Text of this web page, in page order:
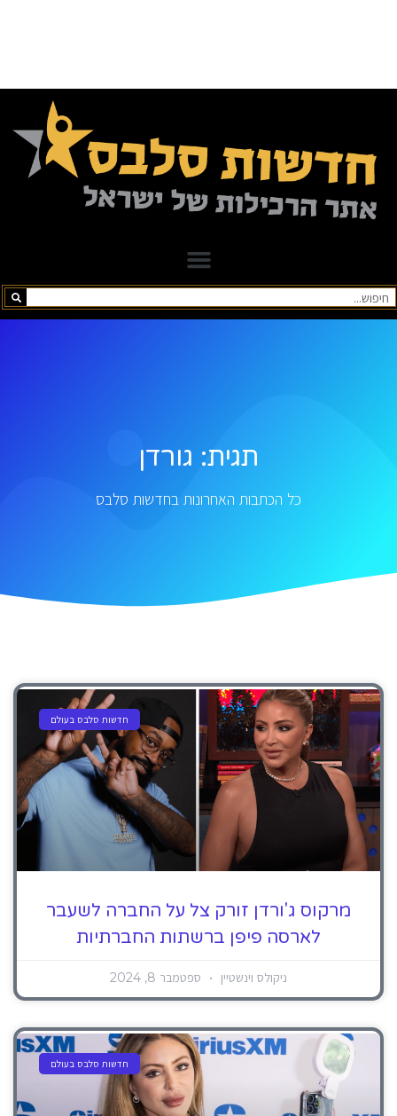
תגית: גורדן
כל הכתבות האחרונות בחדשות סלבס
חדשות סלבס בעולם
מרקוס ג'ורדן זורק צל על החברה לשעבר
לארסה פיפן ברשתות החברתיות
ניקולס וינשטיין ספטמבר 8, 2024
חדשות סלבס בעולם